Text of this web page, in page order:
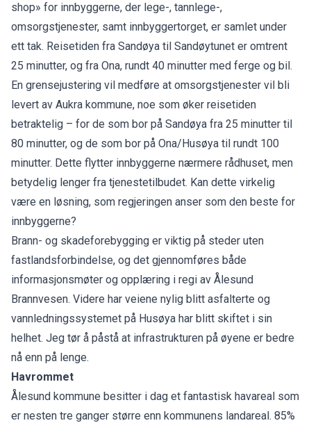
shop» for innbyggerne, der lege-, tannlege-,
omsorgstjenester, samt innbyggertorget, er samlet under
ett tak. Reisetiden fra Sandøya til Sandøytunet er omtrent
25 minutter, og fra Ona, rundt 40 minutter med ferge og bil.
En grensejustering vil medføre at omsorgstjenester vil bli
levert av Aukra kommune, noe som øker reisetiden
betraktelig – for de som bor på Sandøya fra 25 minutter til
80 minutter, og de som bor på Ona/Husøya til rundt 100
minutter. Dette flytter innbyggerne nærmere rådhuset, men
betydelig lenger fra tjenestetilbudet. Kan dette virkelig
være en løsning, som regjeringen anser som den beste for
innbyggerne?
Brann- og skadeforebygging er viktig på steder uten
fastlandsforbindelse, og det gjennomføres både
informasjonsmøter og opplæring i regi av Ålesund
Brannvesen. Videre har veiene nylig blitt asfalterte og
vannledningssystemet på Husøya har blitt skiftet i sin
helhet. Jeg tør å påstå at infrastrukturen på øyene er bedre
nå enn på lenge.
Havrommet
Ålesund kommune besitter i dag et fantastisk havareal som
er nesten tre ganger større enn kommunens landareal. 85%